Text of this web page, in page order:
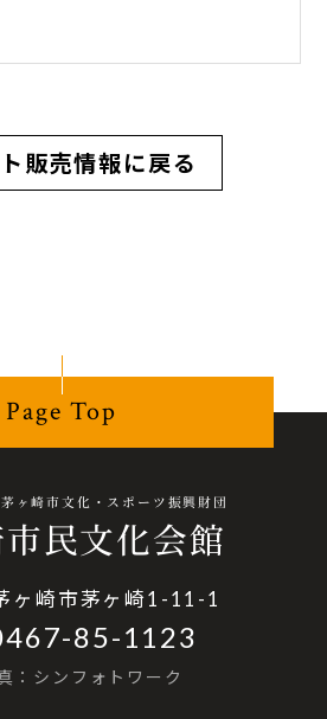
販売情報に戻る
Page Top
ヶ崎市文化・スポーツ振興財団
民文化会館
ヶ崎市茅ヶ崎1-11-1
85-1123
：シンフォトワーク